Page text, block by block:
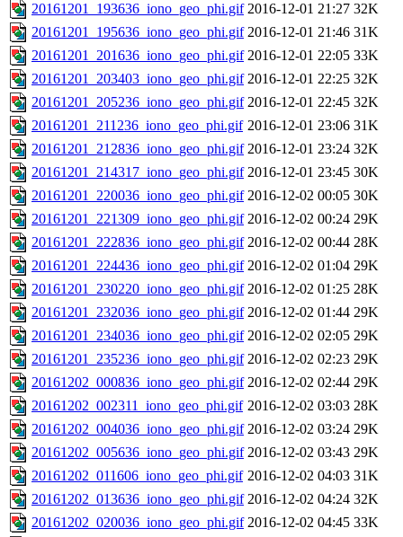
20161201_193636_iono_geo_phi.gif 2016-12-01 21:27 32K
20161201_195636_iono_geo_phi.gif 2016-12-01 21:46 31K
20161201_201636_iono_geo_phi.gif 2016-12-01 22:05 33K
20161201_203403_iono_geo_phi.gif 2016-12-01 22:25 32K
20161201_205236_iono_geo_phi.gif 2016-12-01 22:45 32K
20161201_211236_iono_geo_phi.gif 2016-12-01 23:06 31K
20161201_212836_iono_geo_phi.gif 2016-12-01 23:24 32K
20161201_214317_iono_geo_phi.gif 2016-12-01 23:45 30K
20161201_220036_iono_geo_phi.gif 2016-12-02 00:05 30K
20161201_221309_iono_geo_phi.gif 2016-12-02 00:24 29K
20161201_222836_iono_geo_phi.gif 2016-12-02 00:44 28K
20161201_224436_iono_geo_phi.gif 2016-12-02 01:04 29K
20161201_230220_iono_geo_phi.gif 2016-12-02 01:25 28K
20161201_232036_iono_geo_phi.gif 2016-12-02 01:44 29K
20161201_234036_iono_geo_phi.gif 2016-12-02 02:05 29K
20161201_235236_iono_geo_phi.gif 2016-12-02 02:23 29K
20161202_000836_iono_geo_phi.gif 2016-12-02 02:44 29K
20161202_002311_iono_geo_phi.gif 2016-12-02 03:03 28K
20161202_004036_iono_geo_phi.gif 2016-12-02 03:24 29K
20161202_005636_iono_geo_phi.gif 2016-12-02 03:43 29K
20161202_011606_iono_geo_phi.gif 2016-12-02 04:03 31K
20161202_013636_iono_geo_phi.gif 2016-12-02 04:24 32K
20161202_020036_iono_geo_phi.gif 2016-12-02 04:45 33K